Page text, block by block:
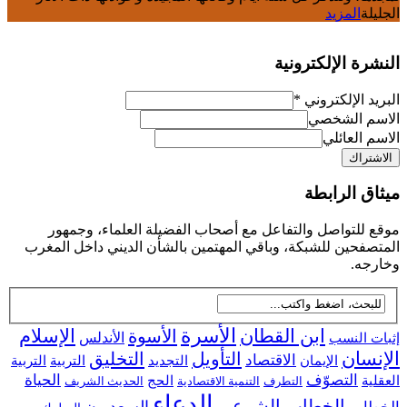
الجليلة المزيد
النشرة الإلكترونية
البريد الإلكتروني *
الاسم الشخصي
الاسم العائلي
ميثاق الرابطة
موقع للتواصل والتفاعل مع أصحاب الفضيلة العلماء، وجمهور
المتصفحين للشبكة، وباقي المهتمين بالشأن الديني داخل المغرب
وخارجه.
إثبات النسب ابن القطان الأسرة الأسوة الأندلس
الإسلام
الإنسان
الإيمان الاقتصاد التأويل التجديد التخليق التربية التربية
العقلية
التصوّف التطرف التنمية الاقتصادية الحج الحديث الشريف
الحياة